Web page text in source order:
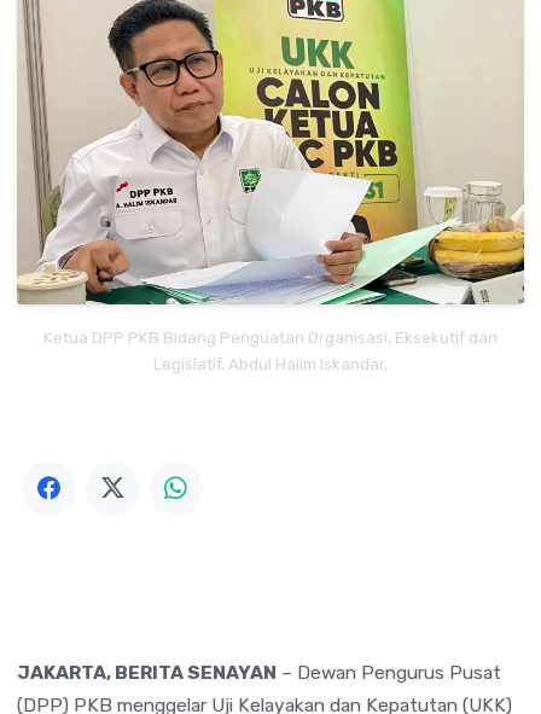
Ketua DPP PKB Bidang Penguatan Organisasi, Eksekutif dan
Legislatif, Abdul Halim Iskandar,
JAKARTA, BERITA SENAYAN – Dewan Pengurus Pusat
(DPP) PKB menggelar Uji Kelayakan dan Kepatutan (UKK)